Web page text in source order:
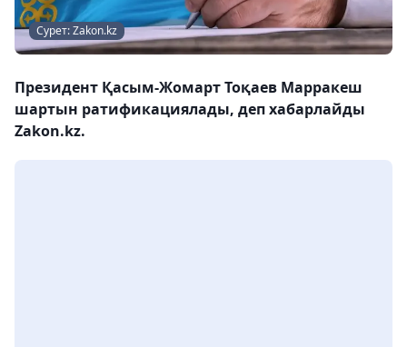
Сурет: Zakon.kz
Президент Қасым-Жомарт Тоқаев Марракеш
шартын ратификациялады, деп хабарлайды
Zakon.kz.